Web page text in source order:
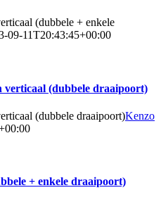
(dubbele + enkele
09-11T20:43:45+00:00
verticaal (dubbele draaipoort)
(dubbele draaipoort)Kenzo
+ enkele draaipoort)